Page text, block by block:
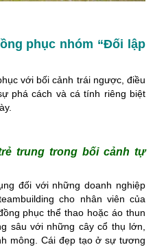
phục nhóm “Đối lập
với bối cảnh trái ngược, điều
phá cách và cá tính riêng biệt
trung trong bối cảnh tự
đối với những doanh nghiệp
cho nhân viên của
phục thể thao hoặc áo thun
sâu với những cây cổ thụ lớn,
mông. Cái đẹp tạo ở sự tương